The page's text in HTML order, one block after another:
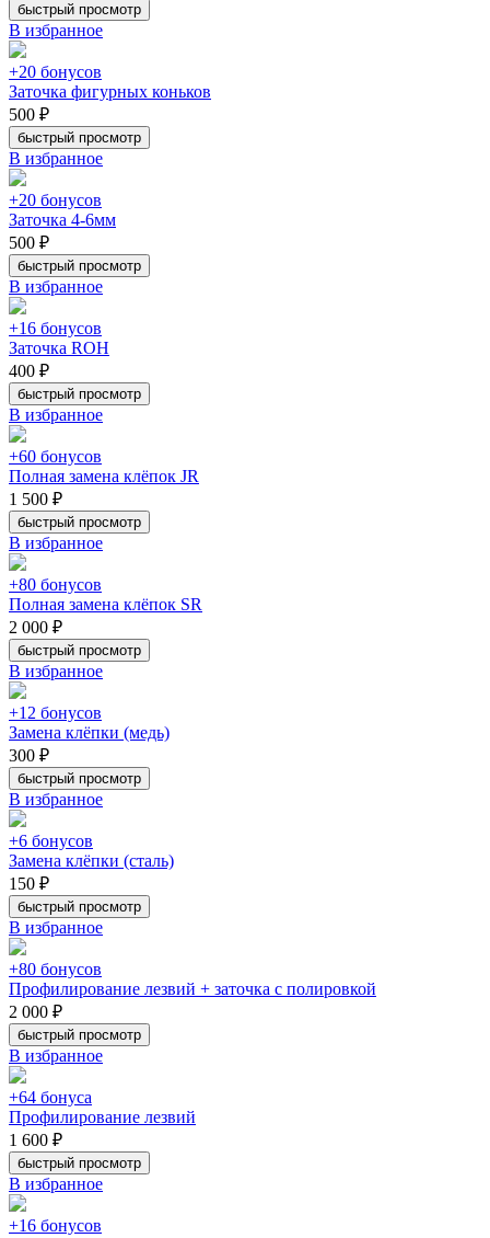
быстрый просмотр
В избранное
+20 бонусов
Заточка фигурных коньков
500 ₽
быстрый просмотр
В избранное
+20 бонусов
Заточка 4-6мм
500 ₽
быстрый просмотр
В избранное
+16 бонусов
Заточка ROH
400 ₽
быстрый просмотр
В избранное
+60 бонусов
Полная замена клёпок JR
1 500 ₽
быстрый просмотр
В избранное
+80 бонусов
Полная замена клёпок SR
2 000 ₽
быстрый просмотр
В избранное
+12 бонусов
Замена клёпки (медь)
300 ₽
быстрый просмотр
В избранное
+6 бонусов
Замена клёпки (сталь)
150 ₽
быстрый просмотр
В избранное
+80 бонусов
Профилирование лезвий + заточка с полировкой
2 000 ₽
быстрый просмотр
В избранное
+64 бонуса
Профилирование лезвий
1 600 ₽
быстрый просмотр
В избранное
+16 бонусов